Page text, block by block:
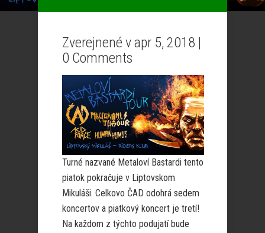
Zverejnené v apr 5, 2018 |
0 Comments
Turné nazvané Metaloví Bastardi tento
piatok pokračuje v Liptovskom
Mikuláši. Celkovo ČAD odohrá sedem
koncertov a piatkový koncert je tretí!
Na každom z týchto podujatí bude